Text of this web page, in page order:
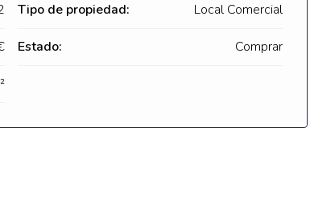
Tipo de propiedad: Local Comercial
Estado: Comprar